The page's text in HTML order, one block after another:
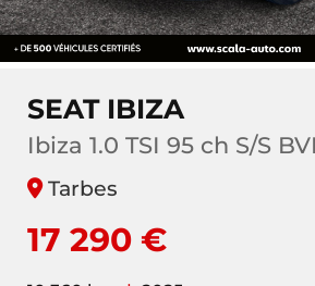
SEAT IBIZA
Ibiza 1.0 TSI 95 ch S/S
Tarbes
17 290 €